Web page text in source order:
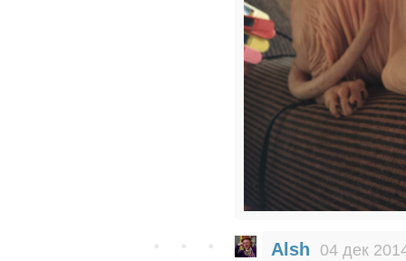
Alsh 04 дек